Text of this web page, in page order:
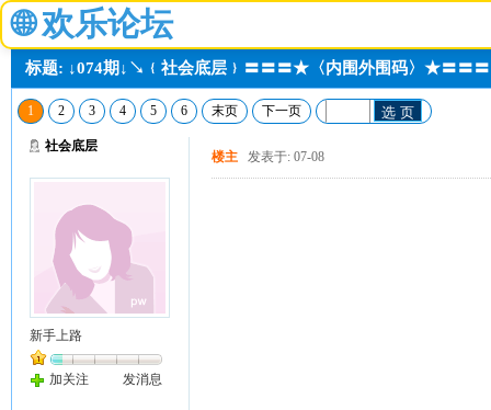
🌐 欢乐论坛
标题: ↓074期↓↘﹛社会底层﹜〓〓〓★〈内围外围码〉★〓〓〓
1 2 3 4 5 6 末页 下一页 选 页
社会底层
新手上路
加关注 发消息
楼主 发表于: 07-08